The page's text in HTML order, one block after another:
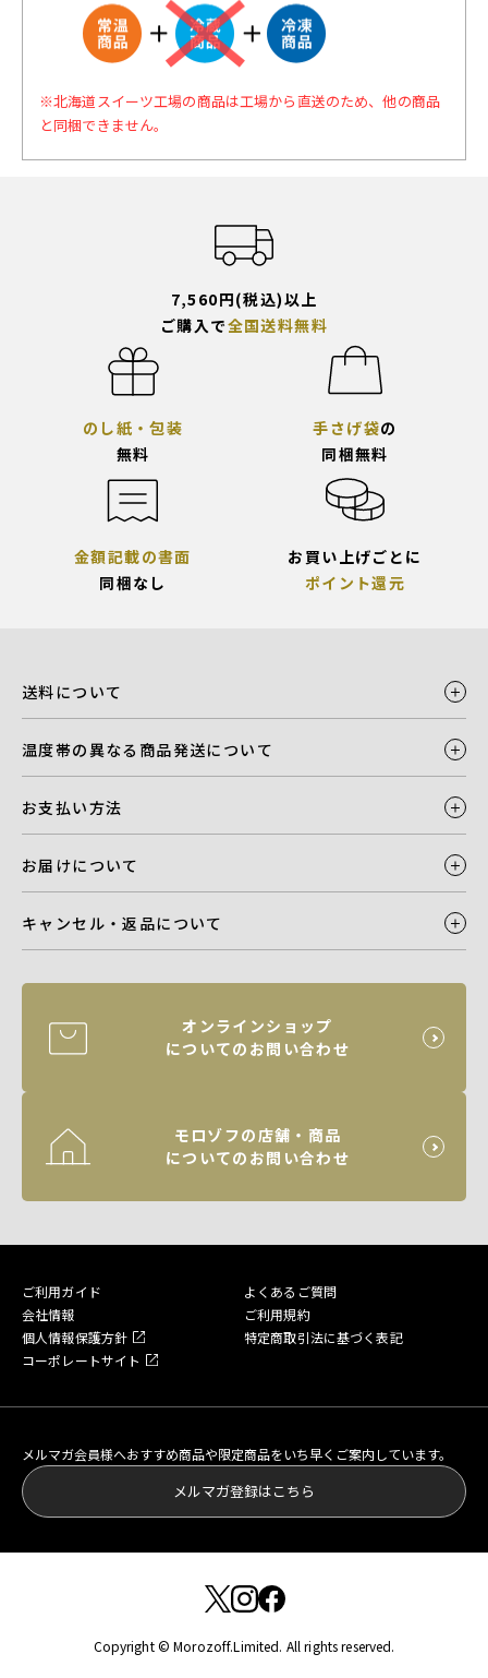
※北海道スイーツ工場の商品は工場から直送のため、他の商品
と同梱できません。
7,560円(税込)以上
ご購入で全国送料無料
のし紙・包装
無料
手さげ袋の
同梱無料
金額記載の書面
同梱なし
お買い上げごとに
ポイント還元
送料について
温度帯の異なる商品発送について
お支払い方法
お届けについて
キャンセル・返品について
オンラインショップ
についてのお問い合わせ
モロゾフの店舗・商品
についてのお問い合わせ
ご利用ガイド
よくあるご質問
会社情報
ご利用規約
個人情報保護方針
特定商取引法に基づく表記
コーポレートサイト
メルマガ会員様へおすすめ商品や限定商品をいち早くご案内しています。
メルマガ登録はこちら
Copyright © Morozoff.Limited. All rights reserved.